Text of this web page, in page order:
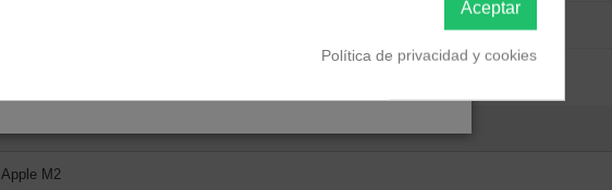
Apple M2
Aceptar
Política de privacidad y cookies